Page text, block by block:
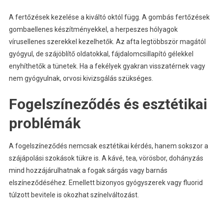
A fertőzések kezelése a kiváltó októl függ. A gombás fertőzések
gombaellenes készítményekkel, a herpeszes hólyagok
vírusellenes szerekkel kezelhetők. Az afta legtöbbször magától
gyógyul, de szájöblítő oldatokkal, fájdalomcsillapító gélekkel
enyhíthetők a tünetek. Ha a fekélyek gyakran visszatérnek vagy
nem gyógyulnak, orvosi kivizsgálás szükséges.
Fogelszíneződés és esztétikai
problémák
A fogelszíneződés nemcsak esztétikai kérdés, hanem sokszor a
szájápolási szokások tükre is. A kávé, tea, vörösbor, dohányzás
mind hozzájárulhatnak a fogak sárgás vagy barnás
elszíneződéséhez. Emellett bizonyos gyógyszerek vagy fluorid
túlzott bevitele is okozhat színelváltozást.